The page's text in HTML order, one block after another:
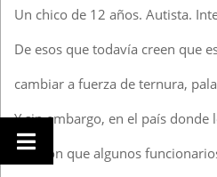
Un chico de 12 años. Autista.
De esos que todavía creen que
cambiar a fuerza de ternura,
Y sin embargo, en el país donde
corazón que algunos